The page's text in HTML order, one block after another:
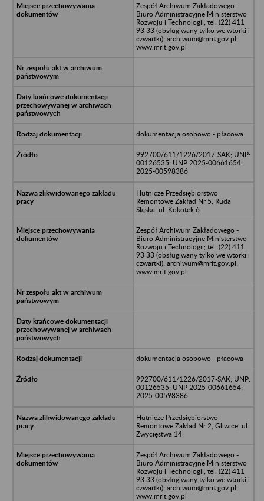
Zespół Archiwum Zakładowego -
Biuro Administracyjne Ministerstwo
Rozwoju i Technologii; tel. (22) 411
93 33 (obsługiwany tylko we wtorki i
czwartki); archiwum@mrit.gov.pl;
www.mrit.gov.pl
dokumentacja osobowo - płacowa
992700/611/1226/2017-SAK; UNP:
00126535; UNP 2025-00661654;
2025-00598386
Hutnicze Przedsiębiorstwo
Remontowe Zakład Nr 5, Ruda
Śląska, ul. Kokotek 6
Zespół Archiwum Zakładowego -
Biuro Administracyjne Ministerstwo
Rozwoju i Technologii; tel. (22) 411
93 33 (obsługiwany tylko we wtorki i
czwartki); archiwum@mrit.gov.pl;
www.mrit.gov.pl
dokumentacja osobowo - płacowa
992700/611/1226/2017-SAK; UNP:
00126535; UNP 2025-00661654;
2025-00598386
Hutnicze Przedsiębiorstwo
Remontowe Zakład Nr 2, Gliwice, ul.
Zwycięstwa 14
Zespół Archiwum Zakładowego -
Biuro Administracyjne Ministerstwo
Rozwoju i Technologii; tel. (22) 411
93 33 (obsługiwany tylko we wtorki i
czwartki); archiwum@mrit.gov.pl;
www.mrit.gov.pl